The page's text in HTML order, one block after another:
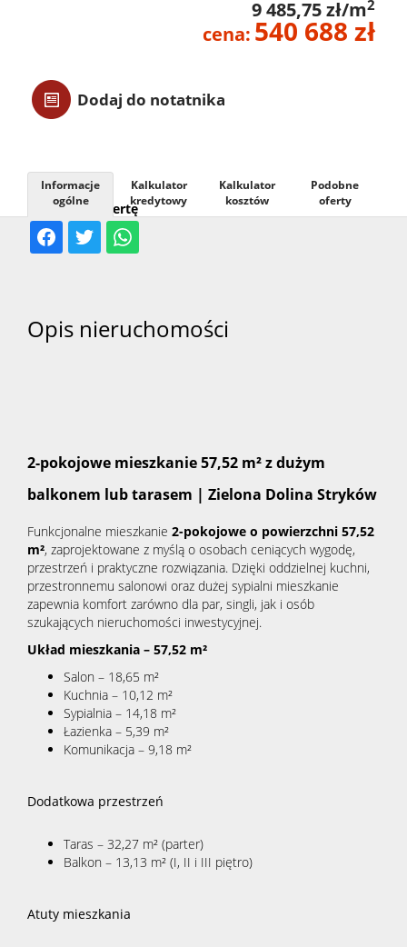
Usługi
9 485,75 zł/m2
cena: 540 688 zł
Dodaj do notatnika
Udostępnij ofertę
Informacje
ogólne
Kalkulator
kredytowy
Kalkulator
kosztów
Podobne
oferty
Opis nieruchomości
2-pokojowe mieszkanie 57,52 m² z dużym
balkonem lub tarasem | Zielona Dolina Stryków
Funkcjonalne mieszkanie 2-pokojowe o powierzchni 57,52
m², zaprojektowane z myślą o osobach ceniących wygodę,
przestrzeń i praktyczne rozwiązania. Dzięki oddzielnej kuchni,
przestronnemu salonowi oraz dużej sypialni mieszkanie
zapewnia komfort zarówno dla par, singli, jak i osób
szukających nieruchomości inwestycyjnej.
Układ mieszkania – 57,52 m²
Salon – 18,65 m²
Kuchnia – 10,12 m²
Sypialnia – 14,18 m²
Łazienka – 5,39 m²
Komunikacja – 9,18 m²
Dodatkowa przestrzeń
Taras – 32,27 m² (parter)
Balkon – 13,13 m² (I, II i III piętro)
Atuty mieszkania